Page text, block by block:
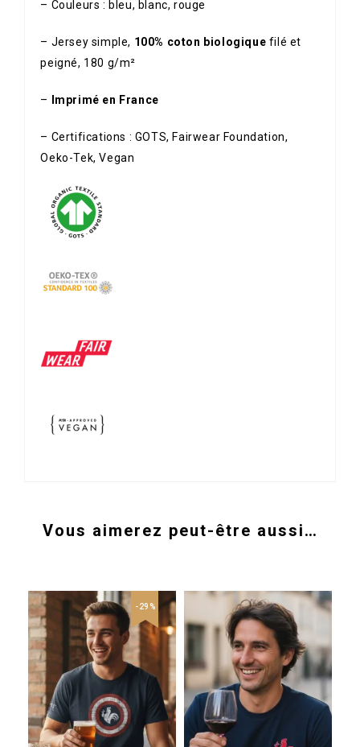
– Couleurs : bleu, blanc, rouge
– Jersey simple, 100% coton biologique filé et
peigné, 180 g/m²
– Imprimé en France
– Certifications : GOTS, Fairwear Foundation,
Oeko-Tek, Vegan
Vous aimerez peut-être aussi…
-29%
Votre e-mail
en sélectionnant